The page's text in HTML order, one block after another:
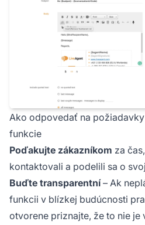
Ako odpovedať na
funkcie
Poďakujte zákazníkom za
kontaktovali a podelili sa o
Buďte transparentní– Ak
funkcii v blízkej budúcnosti
otvorene priznajte, že to nie je